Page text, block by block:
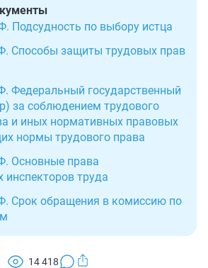
Подсудность по выбору истца
Способы защиты трудовых прав
Федеральный государственный
за соблюдением трудового
и иных нормативных правовых
нормы трудового права
Основные права
инспекторов труда
Срок обращения в комиссию по
14 418